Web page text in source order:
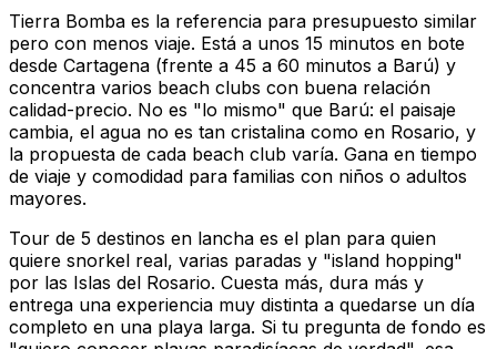
Tierra Bomba es la referencia para presupuesto similar
pero con menos viaje. Está a unos 15 minutos en bote
desde Cartagena (frente a 45 a 60 minutos a Barú) y
concentra varios beach clubs con buena relación
calidad-precio. No es "lo mismo" que Barú: el paisaje
cambia, el agua no es tan cristalina como en Rosario, y
la propuesta de cada beach club varía. Gana en tiempo
de viaje y comodidad para familias con niños o adultos
mayores.
Tour de 5 destinos en lancha es el plan para quien
quiere snorkel real, varias paradas y "island hopping"
por las Islas del Rosario. Cuesta más, dura más y
entrega una experiencia muy distinta a quedarse un día
completo en una playa larga. Si tu pregunta de fondo es